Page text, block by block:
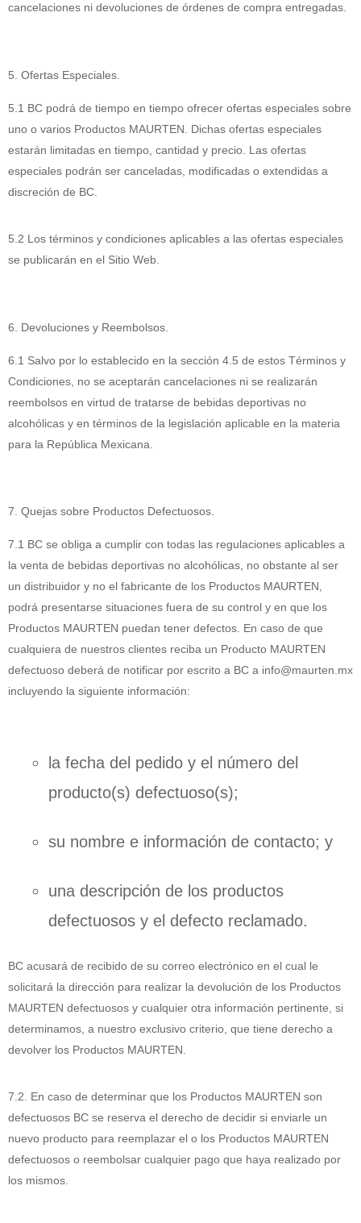
cancelaciones ni devoluciones de órdenes de compra entregadas.
5. Ofertas Especiales.
5.1 BC podrá de tiempo en tiempo ofrecer ofertas especiales sobre
uno o varios Productos MAURTEN. Dichas ofertas especiales
estarán limitadas en tiempo, cantidad y precio. Las ofertas
especiales podrán ser canceladas, modificadas o extendidas a
discreción de BC.
5.2 Los términos y condiciones aplicables a las ofertas especiales
se publicarán en el Sitio Web.
6. Devoluciones y Reembolsos.
6.1 Salvo por lo establecido en la sección 4.5 de estos Términos y
Condiciones, no se aceptarán cancelaciones ni se realizarán
reembolsos en virtud de tratarse de bebidas deportivas no
alcohólicas y en términos de la legislación aplicable en la materia
para la República Mexicana.
7. Quejas sobre Productos Defectuosos.
7.1 BC se obliga a cumplir con todas las regulaciones aplicables a
la venta de bebidas deportivas no alcohólicas, no obstante al ser
un distribuidor y no el fabricante de los Productos MAURTEN,
podrá presentarse situaciones fuera de su control y en que los
Productos MAURTEN puedan tener defectos. En caso de que
cualquiera de nuestros clientes reciba un Producto MAURTEN
defectuoso deberá de notificar por escrito a BC a info@maurten.mx
incluyendo la siguiente información:
la fecha del pedido y el número del
producto(s) defectuoso(s);
su nombre e información de contacto; y
una descripción de los productos
defectuosos y el defecto reclamado.
BC acusará de recibido de su correo electrónico en el cual le
solicitará la dirección para realizar la devolución de los Productos
MAURTEN defectuosos y cualquier otra información pertinente, si
determinamos, a nuestro exclusivo criterio, que tiene derecho a
devolver los Productos MAURTEN.
7.2. En caso de determinar que los Productos MAURTEN son
defectuosos BC se reserva el derecho de decidir si enviarle un
nuevo producto para reemplazar el o los Productos MAURTEN
defectuosos o reembolsar cualquier pago que haya realizado por
los mismos.